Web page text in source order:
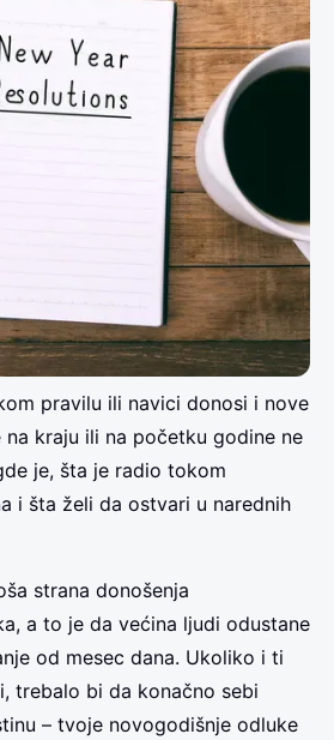
pravilu ili navici donosi i nove
kraju ili na početku godine ne
je, šta je radio tokom
i šta želi da ostvari u narednih
strana donošenja
a to je da većina ljudi odustane
od mesec dana. Ukoliko i ti
trebalo bi da konačno sebi
– tvoje novogodišnje odluke